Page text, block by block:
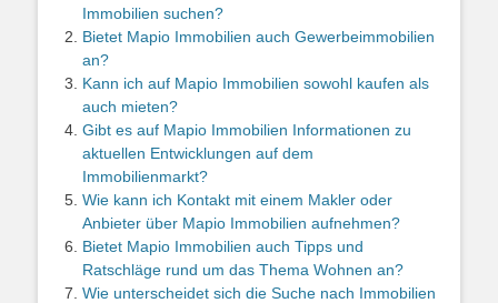
Immobilien suchen?
Bietet Mapio Immobilien auch Gewerbeimmobilien
an?
Kann ich auf Mapio Immobilien sowohl kaufen als
auch mieten?
Gibt es auf Mapio Immobilien Informationen zu
aktuellen Entwicklungen auf dem
Immobilienmarkt?
Wie kann ich Kontakt mit einem Makler oder
Anbieter über Mapio Immobilien aufnehmen?
Bietet Mapio Immobilien auch Tipps und
Ratschläge rund um das Thema Wohnen an?
Wie unterscheidet sich die Suche nach Immobilien